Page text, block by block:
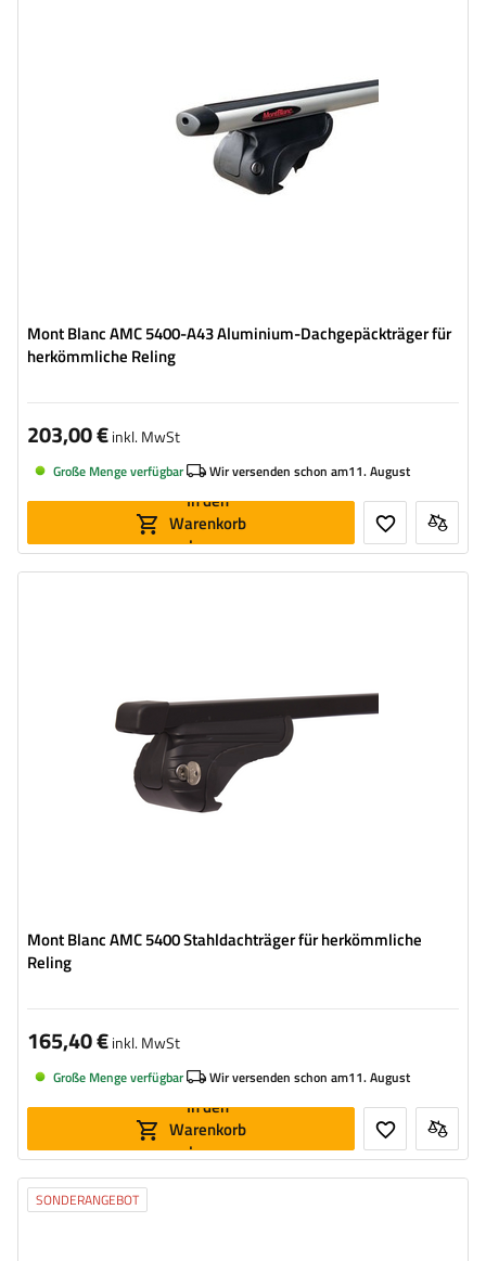
Mont Blanc AMC 5400-A43 Aluminium-Dachgepäckträger für
herkömmliche Reling
203,00 €inkl. MwSt
Große Menge verfügbar Wir versenden schon am11. August
In den
Warenkorb
legen
Mont Blanc AMC 5400 Stahldachträger für herkömmliche
Reling
165,40 €inkl. MwSt
Große Menge verfügbar Wir versenden schon am11. August
In den
Warenkorb
legen
SONDERANGEBOT